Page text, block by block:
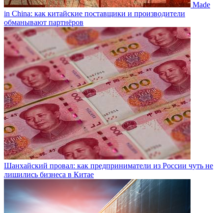
Made
in China: как китайские поставщики и производители
обманывают партнёров
Шанхайский провал: как предприниматели из России чуть не
лишились бизнеса в Китае